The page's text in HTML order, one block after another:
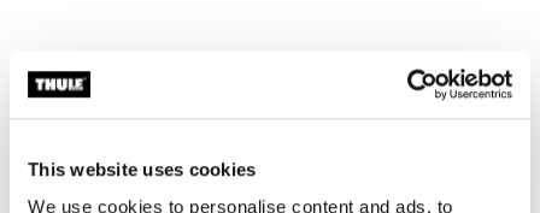
This website uses cookies
We use cookies to personalise content and ads, to